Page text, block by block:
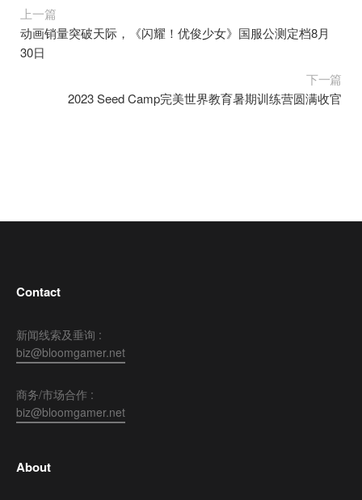
上一篇
动画销量突破天际，《闪耀！优俊少女》国服公测定档8月
30日
下一篇
2023 Seed Camp完美世界教育暑期训练营圆满收官
Contact
新闻线索及垂询 :
biz@bloomgamer.net
商务/市场合作 :
biz@bloomgamer.net
About